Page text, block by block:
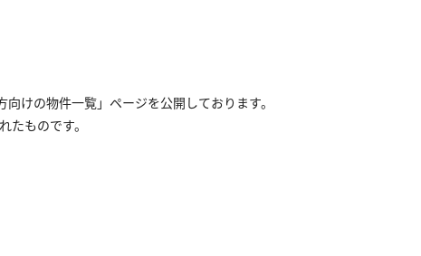
けの物件一覧」ページを公開しております。
ものです。